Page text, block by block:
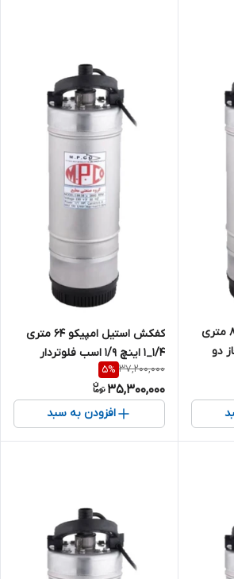
کفکش استیل امپیکو 85 متری
فاز دو
کفکش استیل امپیکو 64 متری
1/4_1 اینچ 1/9 اسب فلوتردار
تکفاز دو جداره MPCO-S.99.64-4
37,200,000
5%
35,300,000
افزودن به سبد